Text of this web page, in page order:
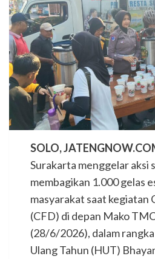
SOLO,
Surakarta menggelar aksi
membagikan 1.000 gelas
masyarakat saat kegiatan
(CFD) di depan Mako
(28/6/2026), dalam
Ulang Tahun (HUT)